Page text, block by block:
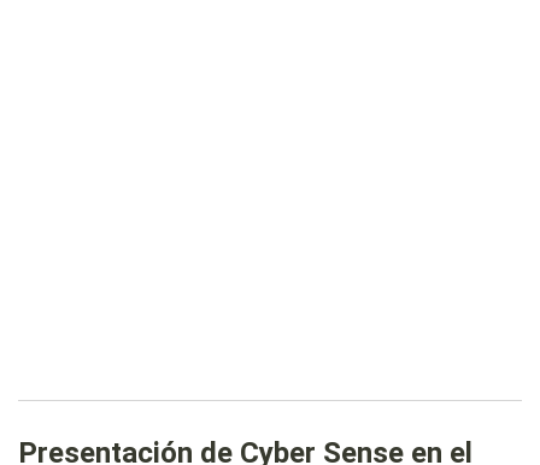
Presentación de Cyber Sense en el